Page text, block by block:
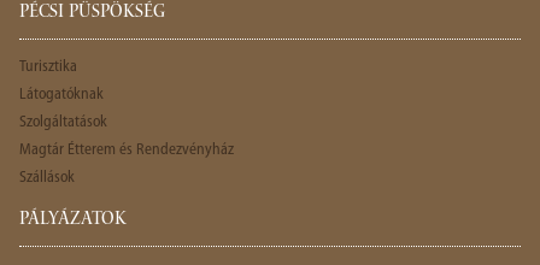
PÉCSI PÜSPÖKSÉG
Turisztika
Látogatóknak
Szolgáltatások
Magtár Étterem és Rendezvényház
Szállások
PÁLYÁZATOK